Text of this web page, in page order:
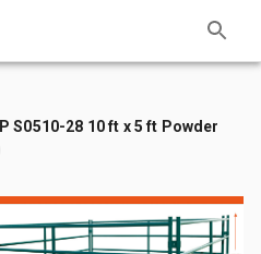
S0510-28 10 ft x 5 ft Powder